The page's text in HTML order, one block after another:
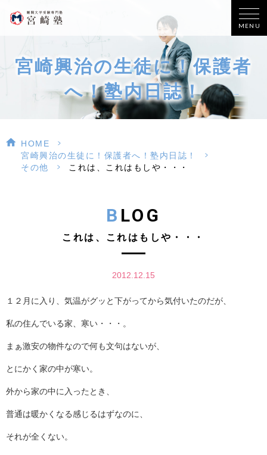
MENU
宮崎興治の生徒に！保護者
へ！塾内日誌！
HOME
>
宮崎興治の生徒に！保護者へ！塾内日誌！
>
その他
> これは、これはもしや・・・
BLOG
これは、これはもしや・・・
2012.12.15
１２月に入り、気温がグッと下がってから気付いたのだが、
私の住んでいる家、寒い・・・。
まぁ激安の物件なので何も文句はないが、
とにかく家の中が寒い。
外から家の中に入ったとき、
普通は暖かくなる感じるはずなのに、
それが全くない。